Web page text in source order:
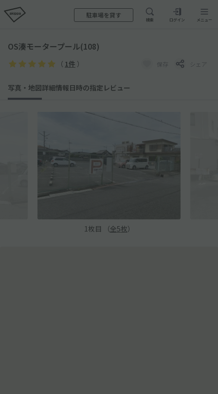
駐車場を貸す
検索 ログイン メニュー
OS湊モータープール(108)
（ 1件 ） 保存 シェア
写真・地図詳細情報日時の指定 レビュー
1 枚目 （全5枚）